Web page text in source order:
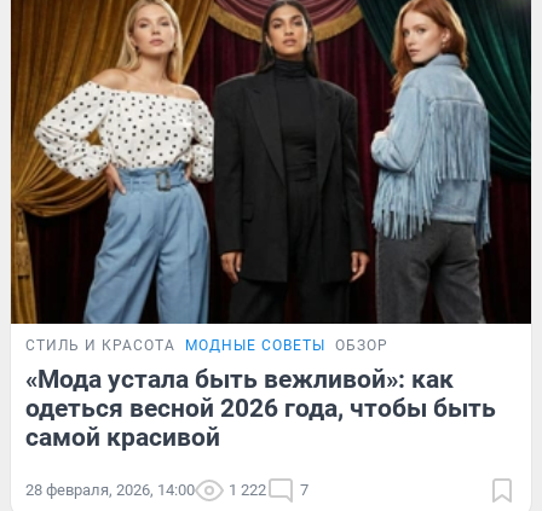
СТИЛЬ И КРАСОТА МОДНЫЕ СОВЕТЫ ОБЗОР
«Мода устала быть вежливой»: как
одеться весной 2026 года, чтобы быть
самой красивой
28 февраля, 2026, 14:00 1 222 7